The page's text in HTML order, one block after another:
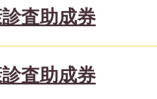
査助成券
査助成券